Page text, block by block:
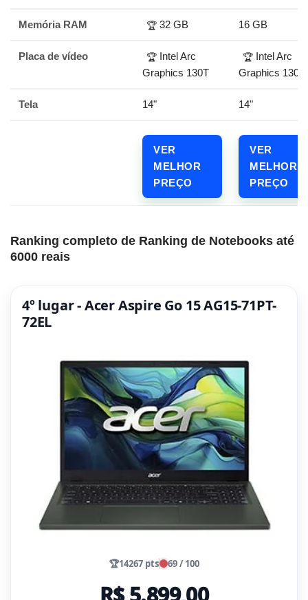
Memória RAM 🏆 32 GB 16 GB
Placa de vídeo 🏆 Intel Arc
Graphics 130T
🏆 Intel Arc
Graphics 130T
Tela 14" 14"
VER
MELHOR
PREÇO
VER
MELHOR
PREÇO
Ranking completo de Ranking de Notebooks até
6000 reais
4º lugar - Acer Aspire Go 15 AG15-71PT-
72EL
🏆14267 pts 69 / 100